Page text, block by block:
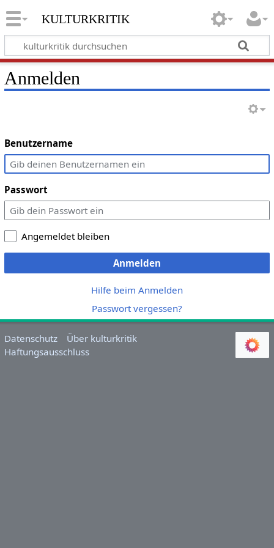
kulturkritik
Anmelden
Benutzername
Passwort
Angemeldet bleiben
Anmelden
Hilfe beim Anmelden
Passwort vergessen?
Datenschutz
Über kulturkritik
Haftungsausschluss